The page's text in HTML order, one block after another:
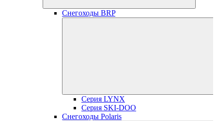
Снегоходы BRP
Серия LYNX
Серия SKI-DOO
Снегоходы Polaris